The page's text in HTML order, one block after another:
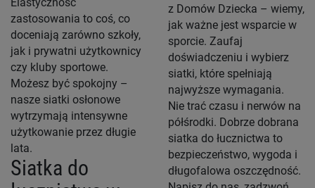
zastosowania to coś, co
doceniają zarówno szkoły,
jak i prywatni użytkownicy
czy kluby sportowe.
Możesz być spokojny –
nasze siatki osłonowe
wytrzymają intensywne
użytkowanie przez długie
lata.
Siatka do
z Domów Dziecka – wiemy,
jak ważne jest wsparcie w
sporcie. Zaufaj
doświadczeniu i wybierz
siatki, które spełniają
najwyższe wymagania.
Nie trać czasu i nerwów na
półśrodki. Dobrze dobrana
siatka do łucznictwa to
bezpieczeństwo, wygoda i
długofalowa oszczędność.